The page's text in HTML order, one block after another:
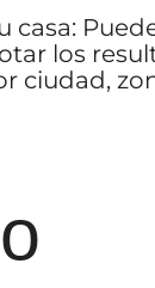
casa:
los
ciudad,